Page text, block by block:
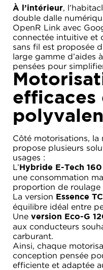
À l’intérieur,
double dalle
OpenR Link avec
connectée intuitive et
sans fil est proposée
large gamme d’aides
pensées pour
efficaces
Côté motorisations, la
propose plusieurs
usages :
L’ Hybride E-Tech 160
une consommation
proportion de roulage
La version Essence
équilibre idéal entre
Une version Eco-G
aux conducteurs
carburant.
Ainsi, chaque
conception pensée
efficiente et adaptée